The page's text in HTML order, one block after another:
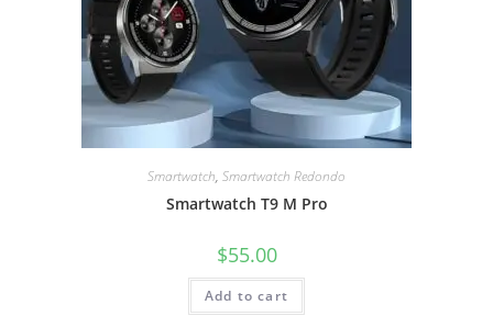
Smartwatch, Smartwatch Redondo
Smartwatch T9 M Pro
$55.00
Add to cart